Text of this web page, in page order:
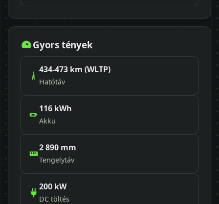
Gyors tények
434-473 km (WLTP)
Hatótáv
116 kWh
Akku
2 890 mm
Tengelytáv
200 kW
DC töltés